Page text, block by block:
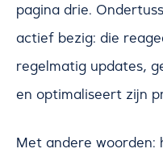
pagina drie.
actief bezig: die
regelmatig updates,
en optimaliseert zijn
Met andere woorden: